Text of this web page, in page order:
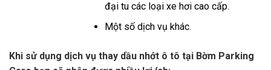
đại tu các loại xe hơi cao cấp.
Một số dịch vụ khác.
Khi sử dụng dịch vụ thay dầu nhớt ô tô tại Bờm Parking